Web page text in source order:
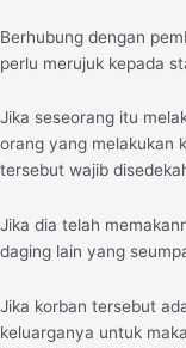
Berhubung dengan
perlu merujuk kepada
Jika seseorang itu
orang yang melakukan
tersebut wajib
Jika dia telah
daging lain yang
Jika korban tersebut
keluarganya untuk